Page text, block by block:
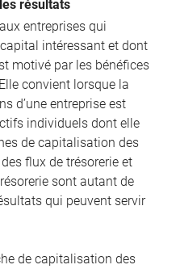
résultats
entreprises qui
intéressant et dont
motivé par les bénéfices
convient lorsque la
d’une entreprise est
individuels dont elle
de capitalisation des
flux de trésorerie et
sont autant de
qui peuvent servir
de capitalisation des